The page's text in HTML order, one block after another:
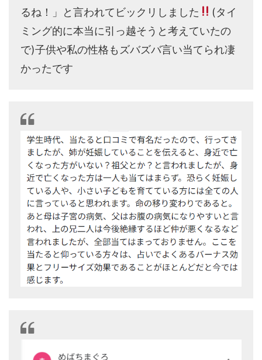
るね！」と言われてビックリしました
(タイ
ミング的に本当に引っ越そうと考えていたの
で)子供や私の性格もズバズバ言い当てられ凄
かったです